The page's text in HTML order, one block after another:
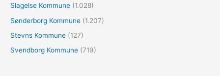
Slagelse Kommune (1.028)
Sønderborg Kommune (1.207)
Stevns Kommune (127)
Svendborg Kommune (719)